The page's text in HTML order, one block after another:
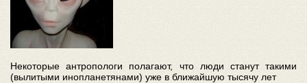
Некоторые антропологи полагают, что люди станут такими
(вылитыми инопланетянами) уже в ближайшую тысячу лет